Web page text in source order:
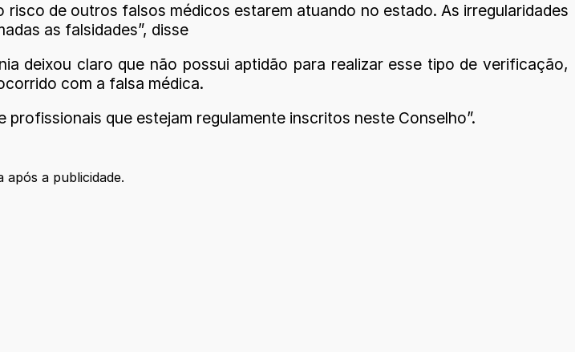
de outros falsos médicos estarem atuando no estado. As irregularidades
as falsidades”, disse
deixou claro que não possui aptidão para realizar esse tipo de verificação,
com a falsa médica.
que estejam regulamente inscritos neste Conselho”.
após a publicidade.